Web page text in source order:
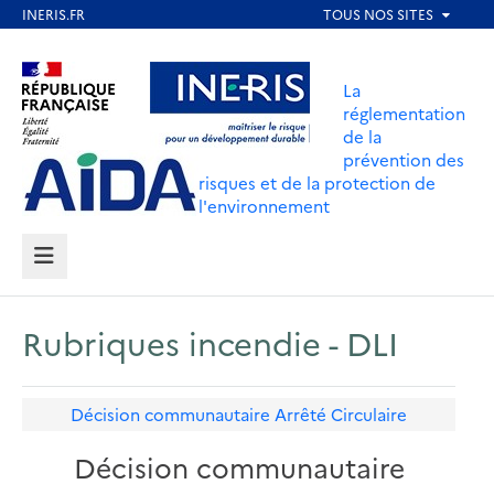
contenu
principal
Aller au contenu Aller au menu
Aller au pied de page
La
réglementation
de la
prévention des
risques et de la protection de
l'environnement
MENU
Rubriques incendie - DLI
Décision communautaire Arrêté Circulaire
Décision communautaire